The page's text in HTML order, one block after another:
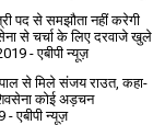
पद से समझौता नहीं करेगी
से चर्चा के लिए दरवाजे खुले
- एबीपी न्यूज़
से मिले संजय राउत, कहा-
कोई अड़चन
- एबीपी न्यूज़